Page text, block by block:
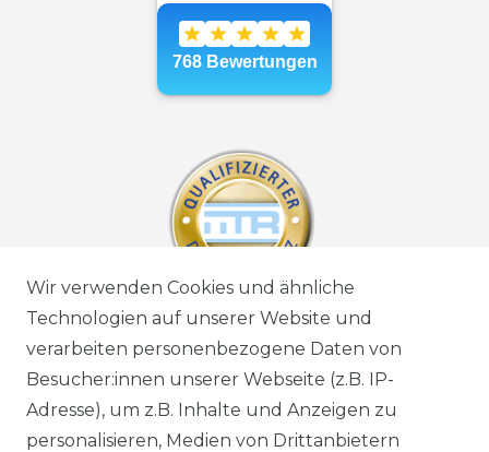
Wir verwenden Cookies und ähnliche
Technologien auf unserer Website und
verarbeiten personenbezogene Daten von
Besucher:innen unserer Webseite (z.B. IP-
Adresse), um z.B. Inhalte und Anzeigen zu
personalisieren, Medien von Drittanbietern